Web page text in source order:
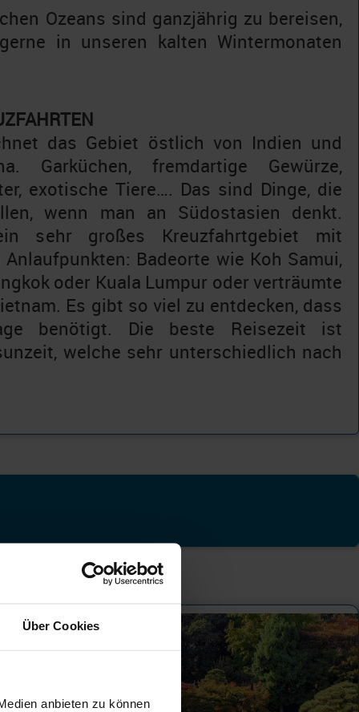
Über Cookies
anbieten zu können
Ozeans sind ganzjährig zu bereisen,
in unseren kalten Wintermonaten
das Gebiet östlich von Indien und
Garküchen, fremdartige Gewürze,
exotische Tiere…. Das sind Dinge, die
wenn man an Südostasien denkt.
sehr großes Kreuzfahrtgebiet mit
Badeorte wie Koh Samui,
oder Kuala Lumpur oder verträumte
Es gibt so viel zu entdecken, dass
benötigt. Die beste Reisezeit ist
welche sehr unterschiedlich nach